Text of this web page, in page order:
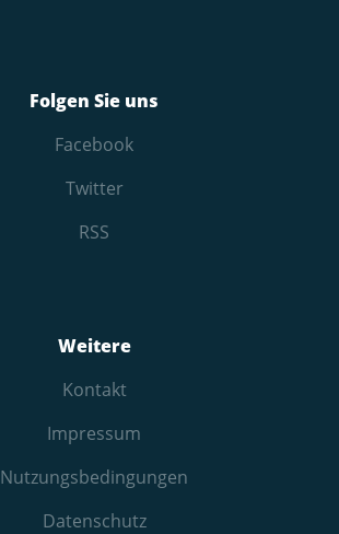
Folgen Sie uns
Facebook
Twitter
RSS
Weitere
Kontakt
Impressum
Nutzungs­bedingungen
Datenschutz